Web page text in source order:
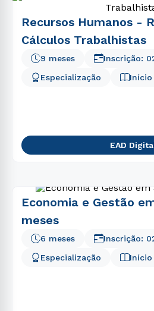
Recursos Humanos -
Cálculos Trabalhistas
9 meses
Especialização
Inscrição:
EAD
Economia e Gestão
meses
Especialização
6 meses
Inscrição:
10º